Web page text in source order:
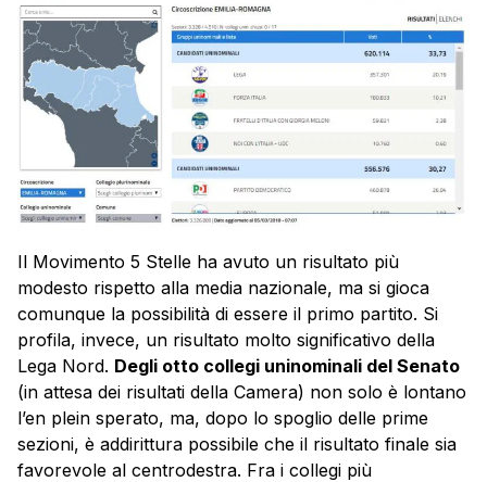
Il Movimento 5 Stelle ha avuto un risultato più
modesto rispetto alla media nazionale, ma si gioca
comunque la possibilità di essere il primo partito. Si
profila, invece, un risultato molto significativo della
Lega Nord. Degli otto collegi uninominali del Senato
(in attesa dei risultati della Camera) non solo è lontano
l’en plein sperato, ma, dopo lo spoglio delle prime
sezioni, è addirittura possibile che il risultato finale sia
favorevole al centrodestra. Fra i collegi più